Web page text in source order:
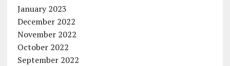
January 2023
December 2022
November 2022
October 2022
September 2022